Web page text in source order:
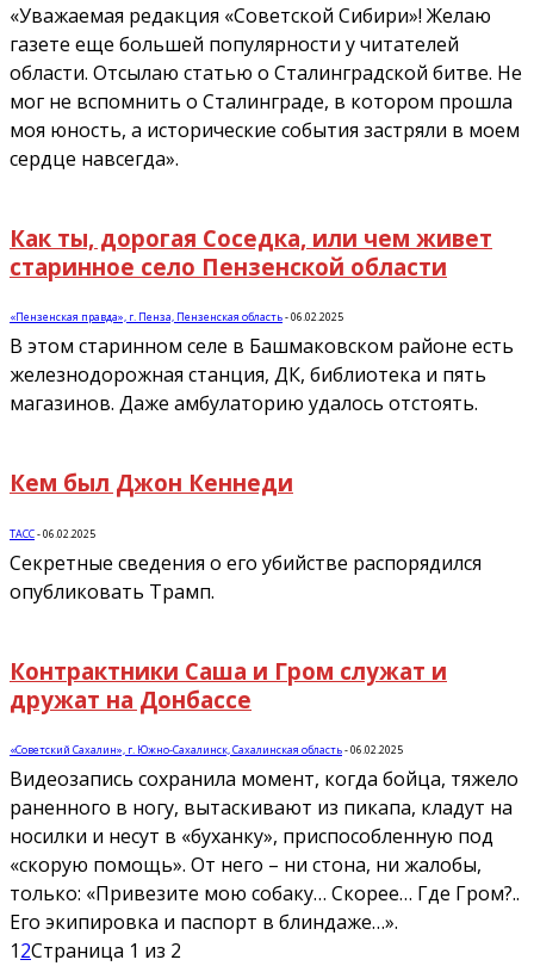
«Уважаемая редакция «Советской Сибири»! Желаю
газете еще большей популярности у читателей
области. Отсылаю статью о Сталинградской битве. Не
мог не вспомнить о Сталинграде, в котором прошла
моя юность, а исторические события застряли в моем
сердце навсегда».
Как ты, дорогая Соседка, или чем живет
старинное село Пензенской области
«Пензенская правда», г. Пенза, Пензенская область-06.02.2025
В этом старинном селе в Башмаковском районе есть
железнодорожная станция, ДК, библиотека и пять
магазинов. Даже амбулаторию удалось отстоять.
Кем был Джон Кеннеди
ТАСС-06.02.2025
Секретные сведения о его убийстве распорядился
опубликовать Трамп.
Контрактники Саша и Гром служат и
дружат на Донбассе
«Советский Сахалин», г. Южно-Сахалинск, Сахалинская область-06.02.2025
Видеозапись сохранила момент, когда бойца, тяжело
раненного в ногу, вытаскивают из пикапа, кладут на
носилки и несут в «буханку», приспособленную под
«скорую помощь». От него – ни стона, ни жалобы,
только: «Привезите мою собаку… Скорее… Где Гром?..
Его экипировка и паспорт в блиндаже…».
12Страница 1 из 2